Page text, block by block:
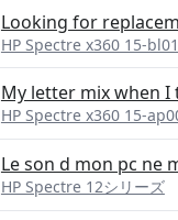
Looking for
HP Spectre x360 15-
My letter mix when I
HP Spectre x360 15-
Le son d mon pc ne
HP Spectre 12シリーズ